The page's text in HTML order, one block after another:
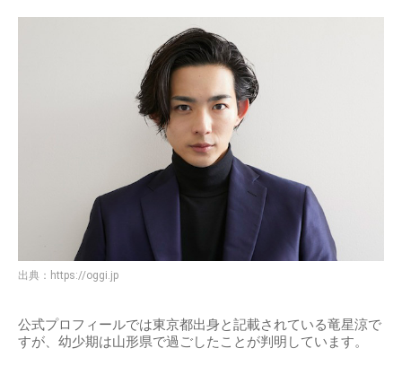
出典： https://oggi.jp
公式プロフィールでは東京都出身と記載されている竜星涼で
すが、幼少期は山形県で過ごしたことが判明しています。